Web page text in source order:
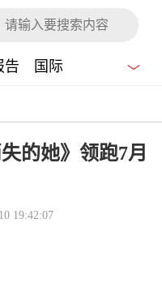
告 国际
的她》领跑7月
19:42:07